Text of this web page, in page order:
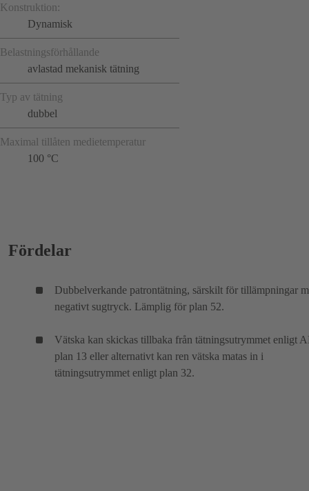
Konstruktion:
Dynamisk
Belastningsförhållande
avlastad mekanisk tätning
Typ av tätning
dubbel
Maximal tillåten medietemperatur
100 °C
Fördelar
Dubbelverkande patrontätning, särskilt för tillämpningar
negativt sugtryck. Lämplig för plan 52.
Vätska kan skickas tillbaka från tätningsutrymmet enligt
plan 13 eller alternativt kan ren vätska matas in i
tätningsutrymmet enligt plan 32.